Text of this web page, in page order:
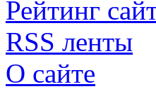
Рейтинг
RSS ленты
О сайте